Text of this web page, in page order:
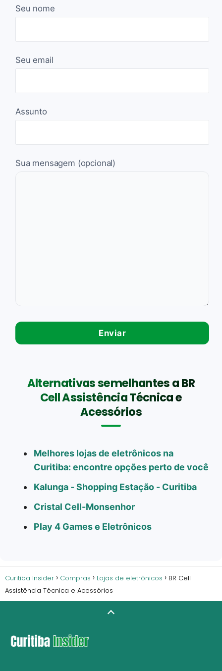
Seu nome
Seu email
Assunto
Sua mensagem (opcional)
Alternativas semelhantes a BR
Cell Assistência Técnica e
Acessórios
Melhores lojas de eletrônicos na
Curitiba: encontre opções perto de você
Kalunga - Shopping Estação - Curitiba
Cristal Cell-Monsenhor
Play 4 Games e Eletrônicos
Curitiba Insider Compras Lojas de eletrônicos
BR Cell
Assistência Técnica e Acessórios